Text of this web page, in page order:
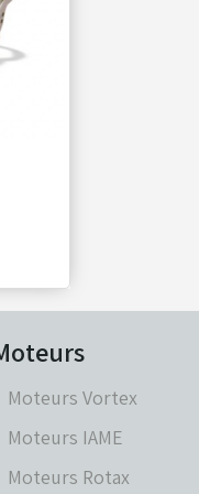
Moteurs Vortex
Moteurs IAME
Moteurs Rotax